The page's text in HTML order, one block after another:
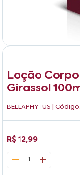
Loção
Girassol
BELLAPHYTUS |
R$ 12,99
1